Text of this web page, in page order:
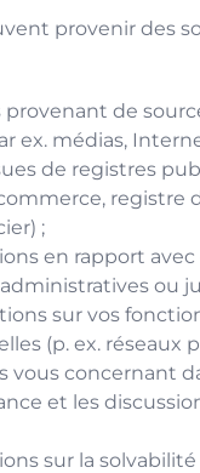
provenir des
provenant de
ex. médias,
de registres
registre
;
en rapport avec
ou
sur vos
(p. ex. réseaux
vous concernant
et les
sur la solvabilité